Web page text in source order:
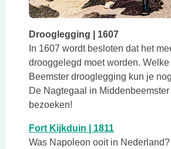
Drooglegging | 1607
In 1607 wordt besloten dat het
drooggelegd moet worden.
Beemster drooglegging kun je
De Nagtegaal in
bezoeken!
Fort Kijkduin | 1811
Was Napoleon ooit in